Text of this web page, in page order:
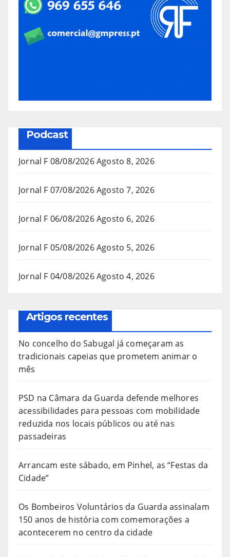
Podcast
Jornal F 08/08/2026Agosto 8, 2026
Jornal F 07/08/2026Agosto 7, 2026
Jornal F 06/08/2026Agosto 6, 2026
Jornal F 05/08/2026Agosto 5, 2026
Jornal F 04/08/2026Agosto 4, 2026
Artigos recentes
No concelho do Sabugal já começaram as
tradicionais capeias que prometem animar o
mês
PSD na Câmara da Guarda defende melhores
acessibilidades para pessoas com mobilidade
reduzida nos locais públicos ou até nas
passadeiras
Arrancam este sábado, em Pinhel, as “Festas da
Cidade”
Os Bombeiros Voluntários da Guarda assinalam
150 anos de história com comemorações a
acontecerem no centro da cidade